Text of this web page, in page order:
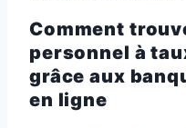
Comment
personnel à
grâce aux
en ligne